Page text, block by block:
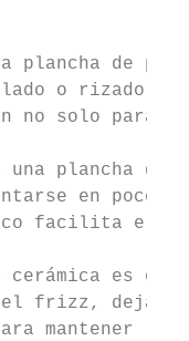
plancha de
o rizado,
no solo para
una plancha
en
facilita el
cerámica es
frizz, dejando
mantener